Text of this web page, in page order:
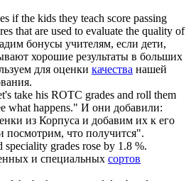
if the kids they teach score passing
that are used to evaluate the quality of
бонусы учителям, если дети,
хорошие результаты в больших
для оценки качества нашей
take his ROTC grades and roll them
what happens." И они добавили:
из Корпуса и добавим их к его
посмотрим, что получится".
speciality grades rose by 1.8 %.
и специальных сортов